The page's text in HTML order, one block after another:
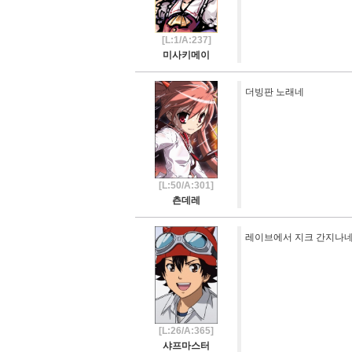
[L:1/A:237]
미사키메이
[L:50/A:301]
츤데레
더빙판 노래네
[L:26/A:365]
샤프마스터
레이브에서 지크 간지나